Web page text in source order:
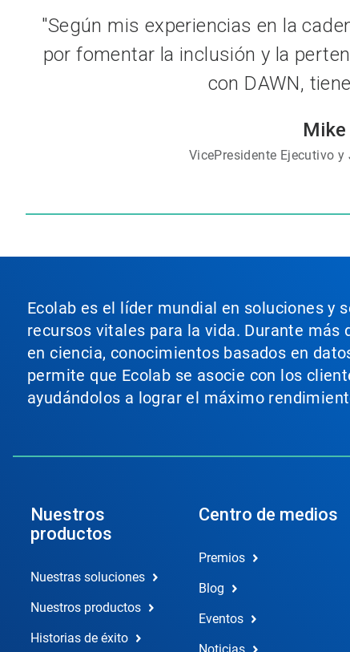
"Según mis experiencias en la
por fomentar la inclusión y la
con DAWN,
VicePresidente Ejecutivo
Ecolab es el líder mundial en soluciones y
recursos vitales para la vida. Durante
en ciencia, conocimientos basados en
permite que Ecolab se asocie con los
ayudándolos a lograr el máximo
Nuestros
productos
Nuestras soluciones
Nuestros productos
Historias de éxito
Centro de medios
Premios
Blog
Eventos